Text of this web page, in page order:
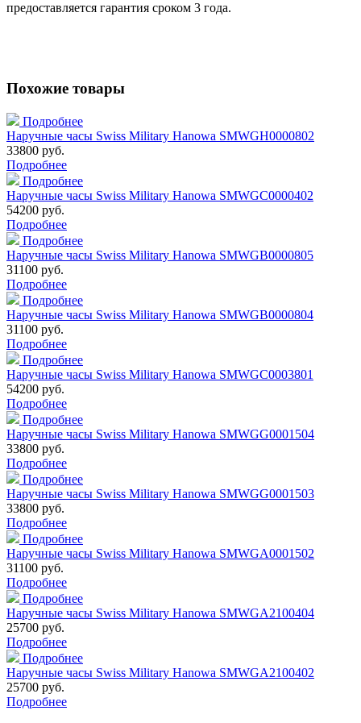
предоставляется гарантия сроком 3 года.
Похожие товары
Подробнее
Наручные часы Swiss Military Hanowa SMWGH0000802
33800 руб.
Подробнее
Подробнее
Наручные часы Swiss Military Hanowa SMWGC0000402
54200 руб.
Подробнее
Подробнее
Наручные часы Swiss Military Hanowa SMWGB0000805
31100 руб.
Подробнее
Подробнее
Наручные часы Swiss Military Hanowa SMWGB0000804
31100 руб.
Подробнее
Подробнее
Наручные часы Swiss Military Hanowa SMWGC0003801
54200 руб.
Подробнее
Подробнее
Наручные часы Swiss Military Hanowa SMWGG0001504
33800 руб.
Подробнее
Подробнее
Наручные часы Swiss Military Hanowa SMWGG0001503
33800 руб.
Подробнее
Подробнее
Наручные часы Swiss Military Hanowa SMWGA0001502
31100 руб.
Подробнее
Подробнее
Наручные часы Swiss Military Hanowa SMWGA2100404
25700 руб.
Подробнее
Подробнее
Наручные часы Swiss Military Hanowa SMWGA2100402
25700 руб.
Подробнее